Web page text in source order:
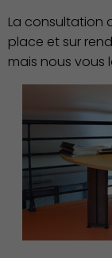
La consultation
place et sur
mais nous vous